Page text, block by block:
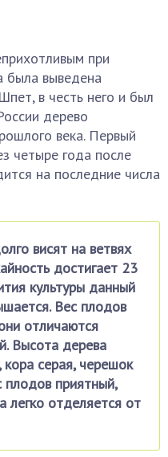
при
была выведена
в честь него и был
дерево
века. Первый
четыре года после
на последние числа
висят на ветвях
достигает 23
культуры данный
Вес плодов
отличаются
Высота дерева
серая, черешок
плодов приятный,
легко отделяется от